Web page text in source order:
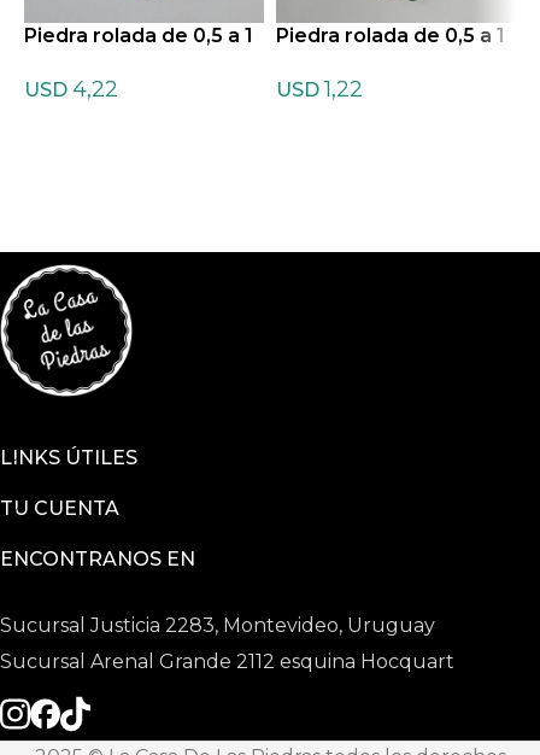
Piedra rolada de 0,5 a 1
ada Mixtas
USD 4,22
Piedra rolada de 0,5 a 1
tas
USD 1,22
LINKS ÚTILES
TU CUENTA
ENCONTRANOS EN
Sucursal Justicia 2283, Montevideo, Uruguay
Sucursal Arenal Grande 2112 esquina Hocquart